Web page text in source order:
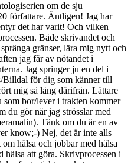
om de sju
författare. Äntligen! Jag har
det har varit! Och vilken
Både skrivandet och
gränser, lära mig nytt och
jag får av nötandet i
Jag springer ju en del i
Billdal för dig som känner till
mig så lång därifrån. Lättare
bor/lever i trakten kommer
du gör när jag strösslar med
Tänk om du är en av
know;-) Nej, det är inte alls
hälsa och jobbar med hälsa
hälsa att göra. Skrivprocessen i